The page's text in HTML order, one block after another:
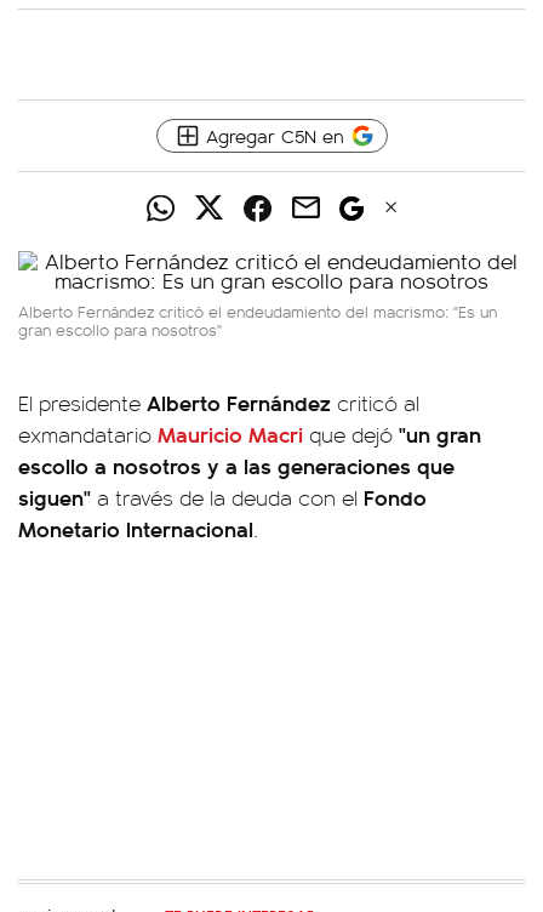
Agregar C5N en
Alberto Fernández criticó el endeudamiento del macrismo: "Es un
gran escollo para nosotros"
El presidente Alberto Fernández criticó al
exmandatario Mauricio Macri que dejó "un gran
escollo a nosotros y a las generaciones que
siguen" a través de la deuda con el Fondo
Monetario Internacional.